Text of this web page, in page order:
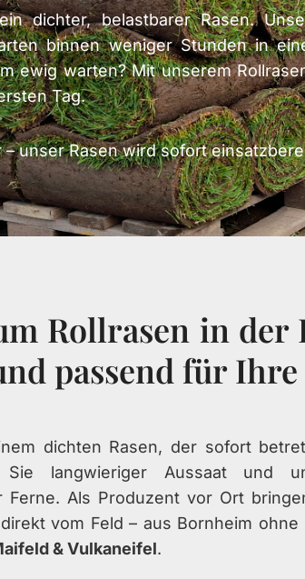
dichter, belastbarer Rasen.
binnen weniger Stunden in
ewig warten? Mit unserem
Tag.
– unser Rasen wird sofort
Rollrasen in der
passend für
dichten Rasen, der sofort
Sie langwieriger Aussaat und
Ferne. Als Produzent vor Ort
vom Feld – aus Bornheim ohne
& Vulkaneifel.